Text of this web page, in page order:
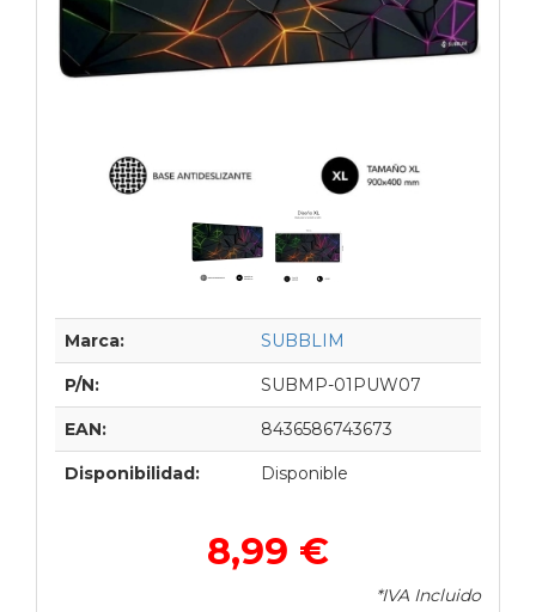
Marca: SUBBLIM
P/N: SUBMP-01PUW07
EAN: 8436586743673
Disponibilidad: Disponible
8,99 €
*IVA Incluido